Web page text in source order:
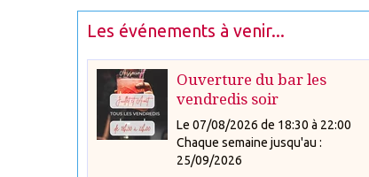
Les événements à venir...
Ouverture du bar les
vendredis soir
Le 07/08/2026 de 18:30 à 22:00
Chaque semaine jusqu'au :
25/09/2026